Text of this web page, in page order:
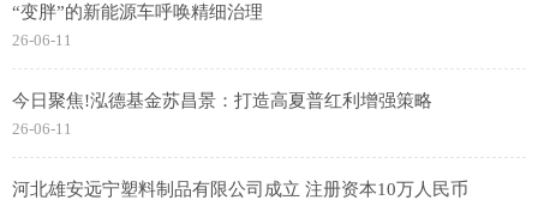
“变胖”的新能源车呼唤精细治理
26-06-11
今日聚焦!泓德基金苏昌景：打造高夏普红利增强策略
26-06-11
河北雄安远宁塑料制品有限公司成立 注册资本10万人民币